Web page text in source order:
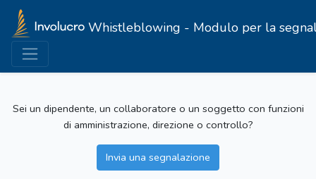
Whistleblowing - Modulo per la
Sei un dipendente, un collaboratore o un soggetto con funzioni
di amministrazione, direzione o controllo?
Invia una segnalazione